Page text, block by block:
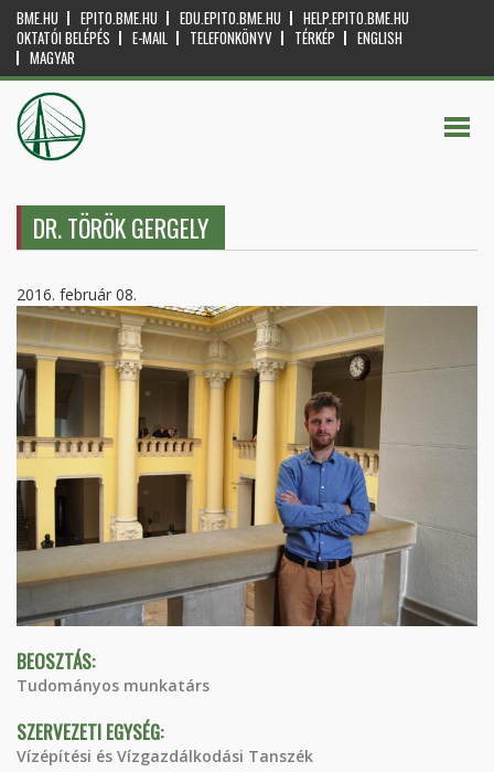
BME.HU EPITO.BME.HU EDU.EPITO.BME.HU
HELP.EPITO.BME.HU
OKTATÓI BELÉPÉS
E-MAIL TELEFONKÖNYV TÉRKÉP
ENGLISH
MAGYAR
DR. TÖRÖK GERGELY
2016. február 08.
BEOSZTÁS:
Tudományos munkatárs
SZERVEZETI EGYSÉG:
Vízépítési és Vízgazdálkodási Tanszék